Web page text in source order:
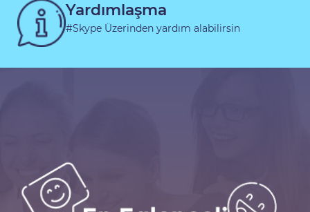
Yardımlaşma
#Skype Üzerinden yardım alabilirsin